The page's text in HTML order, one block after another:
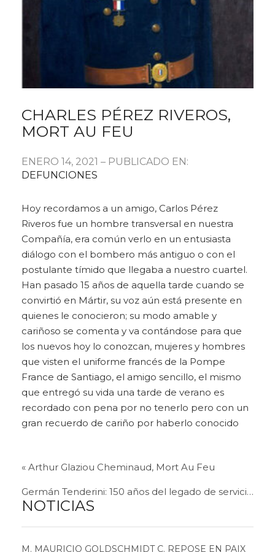
CHARLES PÉREZ RIVEROS,
MORT AU FEU
ENERO 14, 2021 – PUBLICADO EN:
DEFUNCIONES
Hoy recordamos a un amigo, Carlos Pérez
Riveros fue un hombre transversal en nuestra
Compañía, era común verlo en un entusiasta
diálogo con el bombero más antiguo o con el
postulante tímido que llegaba a nuestro cuartel.
Han pasado 15 años de aquella tarde cuando se
convirtió en Mártir, su voz aún está presente en
quienes le conocieron; su modo amable y
cariñoso se comenta y va contándose para que
los nuevos hoy lo conozcan, mujeres y hombres
que visten el uniforme francés de la Pompe
France de Santiago, el amigo sencillo, el mismo
que entregó su vida una tarde de verano es
recordado con pena por no tenerlo pero con un
gran recuerdo de cariño por haberlo conocido
« Arthur Glaziou Cheminaud, Mort Au Feu
Germán Tenderini: 150 años del legado de servicio público »
NOTICIAS
M. MAURICIO GOLDSCHMIDT C. REPOSE EN PAIX